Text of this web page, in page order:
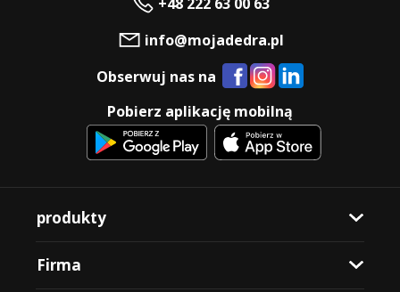
info@mojadedra.pl
Obserwuj nas na
Pobierz aplikację mobilną
produkty
Firma